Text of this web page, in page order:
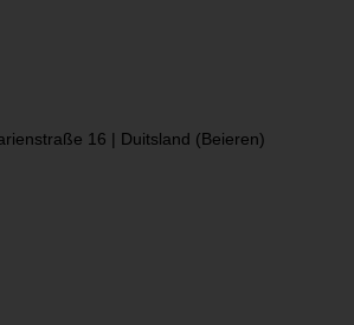
16 | Duitsland (Beieren)